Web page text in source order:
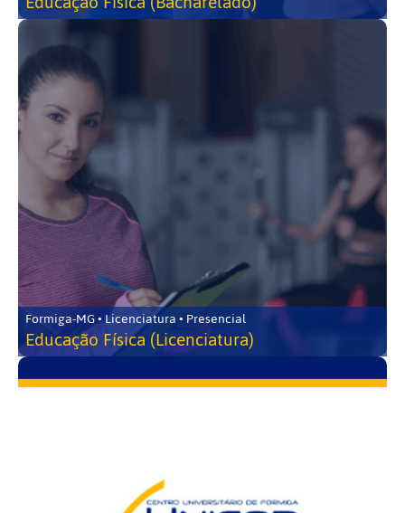
Formiga-MG • Licenciatura • Presencial
Educação Física (Licenciatura)